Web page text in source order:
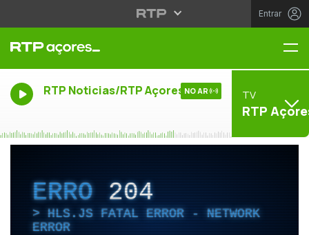
Entrar
RTP Noticias/RTP Açores NO AR TV
RTP
ERRO204
HLS.JS FATAL ERROR - NETWORK
ERROR